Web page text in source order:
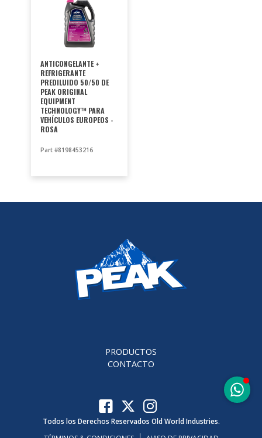
ANTICONGELANTE +
REFRIGERANTE
PREDILUIDO 50/50 DE
PEAK ORIGINAL
EQUIPMENT
TECHNOLOGY™ PARA
VEHÍCULOS EUROPEOS -
ROSA
Part #8198453216
PRODUCTOS
CONTACTO
Todos los Derechos Reservados Old World Industries.